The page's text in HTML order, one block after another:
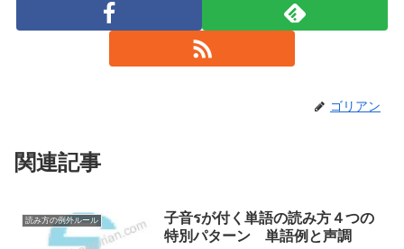
ゴリアン
関連記事
読み方の例外ルール
子音รが付く単語の読み方４つの
特別パターン 単語例と声調